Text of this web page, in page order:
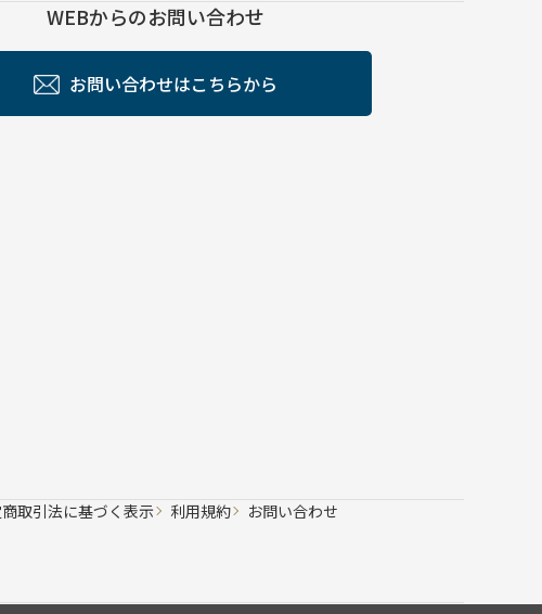
WEBからのお問い合わせ
お問い合わせはこちらから
取引法に基づく表示 利用規約 お問い合わせ